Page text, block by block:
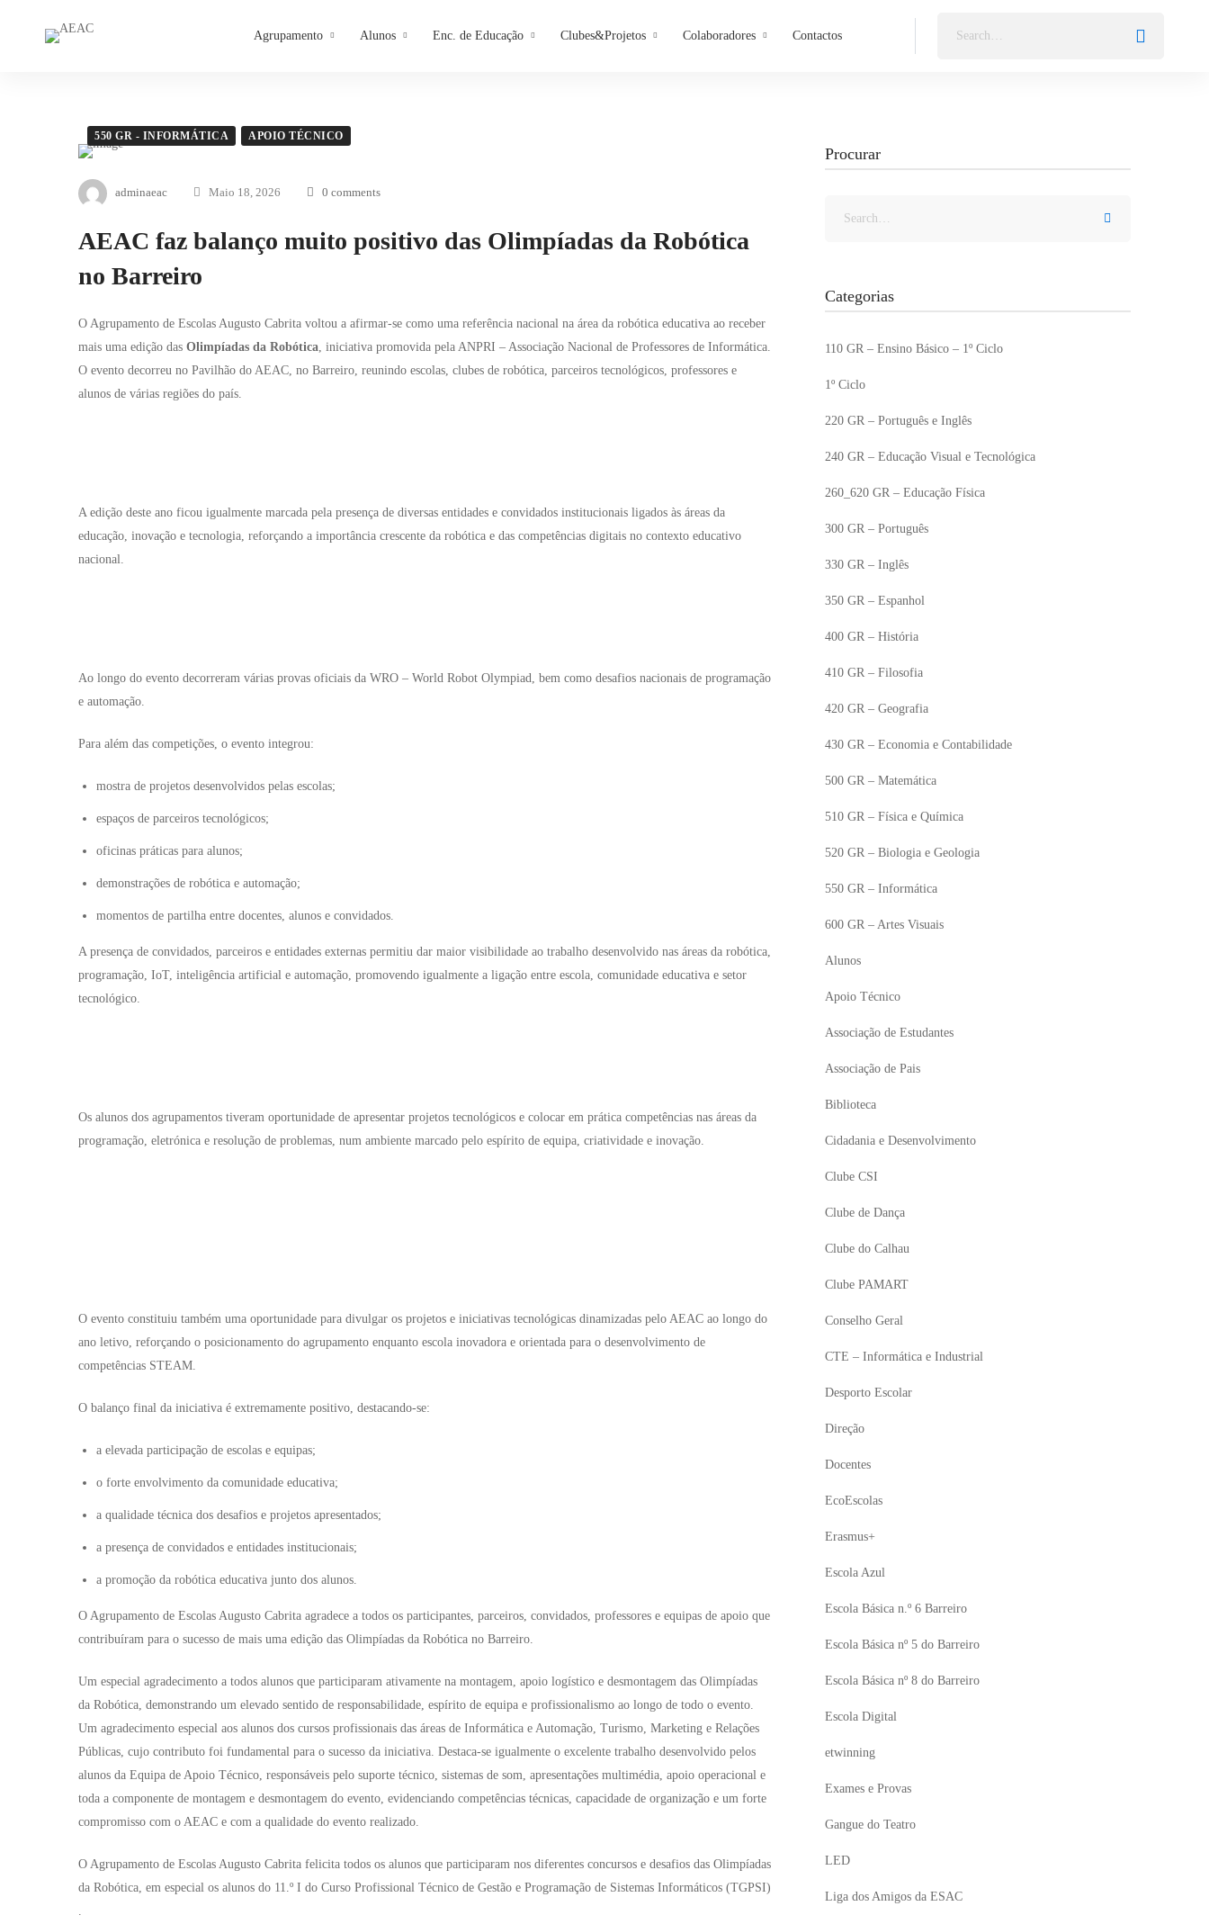
Agrupamento Alunos Enc. de Educação Clubes&Projetos Colaboradores Contactos
550 GR - INFORMÁTICA APOIO TÉCNICO
adminaeac Maio 18, 2026 0 comments
AEAC faz balanço muito positivo das Olimpíadas da Robótica
no Barreiro
O Agrupamento de Escolas Augusto Cabrita voltou a afirmar-se como uma referência nacional na área da robótica educativa ao receber
mais uma edição das Olimpíadas da Robótica, iniciativa promovida pela ANPRI – Associação Nacional de Professores de Informática.
O evento decorreu no Pavilhão do AEAC, no Barreiro, reunindo escolas, clubes de robótica, parceiros tecnológicos, professores e
alunos de várias regiões do país.
A edição deste ano ficou igualmente marcada pela presença de diversas entidades e convidados institucionais ligados às áreas da
educação, inovação e tecnologia, reforçando a importância crescente da robótica e das competências digitais no contexto educativo
nacional.
Ao longo do evento decorreram várias provas oficiais da WRO – World Robot Olympiad, bem como desafios nacionais de programação
e automação.
Para além das competições, o evento integrou:
mostra de projetos desenvolvidos pelas escolas;
espaços de parceiros tecnológicos;
oficinas práticas para alunos;
demonstrações de robótica e automação;
momentos de partilha entre docentes, alunos e convidados.
A presença de convidados, parceiros e entidades externas permitiu dar maior visibilidade ao trabalho desenvolvido nas áreas da robótica,
programação, IoT, inteligência artificial e automação, promovendo igualmente a ligação entre escola, comunidade educativa e setor
tecnológico.
Os alunos dos agrupamentos tiveram oportunidade de apresentar projetos tecnológicos e colocar em prática competências nas áreas da
programação, eletrónica e resolução de problemas, num ambiente marcado pelo espírito de equipa, criatividade e inovação.
O evento constituiu também uma oportunidade para divulgar os projetos e iniciativas tecnológicas dinamizadas pelo AEAC ao longo do
ano letivo, reforçando o posicionamento do agrupamento enquanto escola inovadora e orientada para o desenvolvimento de
competências STEAM.
O balanço final da iniciativa é extremamente positivo, destacando-se:
a elevada participação de escolas e equipas;
o forte envolvimento da comunidade educativa;
a qualidade técnica dos desafios e projetos apresentados;
a presença de convidados e entidades institucionais;
a promoção da robótica educativa junto dos alunos.
O Agrupamento de Escolas Augusto Cabrita agradece a todos os participantes, parceiros, convidados, professores e equipas de apoio que
contribuíram para o sucesso de mais uma edição das Olimpíadas da Robótica no Barreiro.
Um especial agradecimento a todos alunos que participaram ativamente na montagem, apoio logístico e desmontagem das Olimpíadas
da Robótica, demonstrando um elevado sentido de responsabilidade, espírito de equipa e profissionalismo ao longo de todo o evento.
Um agradecimento especial aos alunos dos cursos profissionais das áreas de Informática e Automação, Turismo, Marketing e Relações
Públicas, cujo contributo foi fundamental para o sucesso da iniciativa. Destaca-se igualmente o excelente trabalho desenvolvido pelos
alunos da Equipa de Apoio Técnico, responsáveis pelo suporte técnico, sistemas de som, apresentações multimédia, apoio operacional e
toda a componente de montagem e desmontagem do evento, evidenciando competências técnicas, capacidade de organização e um forte
compromisso com o AEAC e com a qualidade do evento realizado.
O Agrupamento de Escolas Augusto Cabrita felicita todos os alunos que participaram nos diferentes concursos e desafios das Olimpíadas
da Robótica, em especial os alunos do 11.º I do Curso Profissional Técnico de Gestão e Programação de Sistemas Informáticos (TGPSI)
.
Procurar
Categorias
110 GR – Ensino Básico – 1º Ciclo
1º Ciclo
220 GR – Português e Inglês
240 GR – Educação Visual e Tecnológica
260_620 GR – Educação Física
300 GR – Português
330 GR – Inglês
350 GR – Espanhol
400 GR – História
410 GR – Filosofia
420 GR – Geografia
430 GR – Economia e Contabilidade
500 GR – Matemática
510 GR – Física e Química
520 GR – Biologia e Geologia
550 GR – Informática
600 GR – Artes Visuais
Alunos
Apoio Técnico
Associação de Estudantes
Associação de Pais
Biblioteca
Cidadania e Desenvolvimento
Clube CSI
Clube de Dança
Clube do Calhau
Clube PAMART
Conselho Geral
CTE – Informática e Industrial
Desporto Escolar
Direção
Docentes
EcoEscolas
Erasmus+
Escola Azul
Escola Básica n.º 6 Barreiro
Escola Básica nº 5 do Barreiro
Escola Básica nº 8 do Barreiro
Escola Digital
etwinning
Exames e Provas
Gangue do Teatro
LED
Liga dos Amigos da ESAC